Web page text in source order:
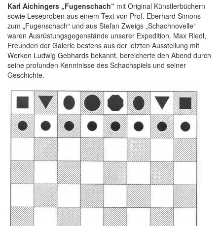
Karl Aichingers „Fugenschach“ mit Original Künstlerbüchern
sowie Leseproben aus einem Text von Prof. Eberhard Simons
zum „Fugenschach“ und aus Stefan Zweigs „Schachnovelle“
waren Ausrüstungsgegenstände unserer Expedition. Max Riedl,
Freunden der Galerie bestens aus der letzten Ausstellung mit
Werken Ludwig Gebhards bekannt, bereicherte den Abend durch
seine profunden Kenntnisse des Schachspiels und seiner
Geschichte.